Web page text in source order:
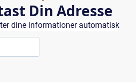
Din Adresse
dine informationer automatisk